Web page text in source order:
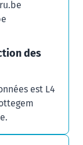
des
est L4